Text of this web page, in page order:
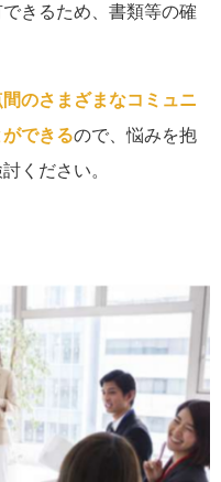
きるため、書類等の確
のさまざまなコミュニ
できるので、悩みを抱
ください。